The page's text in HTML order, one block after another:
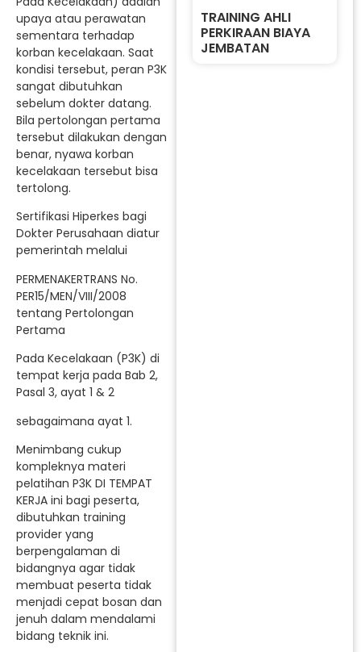
upaya atau perawatan
sementara terhadap
korban kecelakaan. Saat
kondisi tersebut, peran P3K
sangat dibutuhkan
sebelum dokter datang.
Bila pertolongan pertama
tersebut dilakukan dengan
benar, nyawa korban
kecelakaan tersebut bisa
tertolong.
Sertifikasi Hiperkes bagi
Dokter Perusahaan diatur
pemerintah melalui
PERMENAKERTRANS No.
PER15/MEN/VIII/2008
tentang Pertolongan
Pertama
Pada Kecelakaan (P3K) di
tempat kerja pada Bab 2,
Pasal 3, ayat 1 & 2
sebagaimana ayat 1.
Menimbang cukup
kompleknya materi
pelatihan P3K DI TEMPAT
KERJA ini bagi peserta,
dibutuhkan training
provider yang
berpengalaman di
bidangnya agar tidak
membuat peserta tidak
menjadi cepat bosan dan
jenuh dalam mendalami
bidang teknik ini.
TRAINING AHLI
PERKIRAAN BIAYA
JEMBATAN